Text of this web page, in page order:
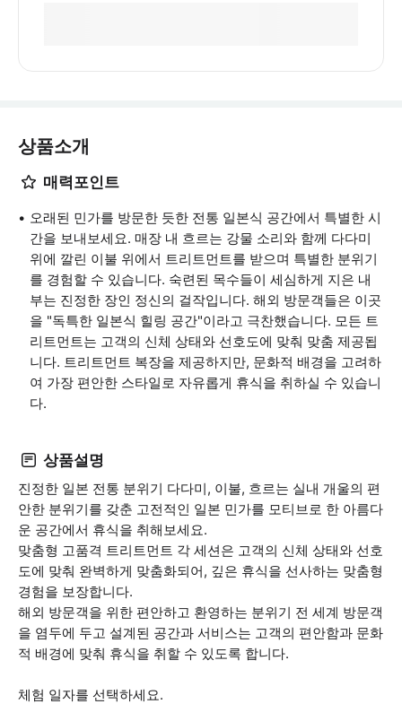
상품소개
매력포인트
오래된 민가를 방문한 듯한 전통 일본식 공간에서 특별한 시
간을 보내보세요. 매장 내 흐르는 강물 소리와 함께 다다미
위에 깔린 이불 위에서 트리트먼트를 받으며 특별한 분위기
를 경험할 수 있습니다. 숙련된 목수들이 세심하게 지은 내
부는 진정한 장인 정신의 걸작입니다. 해외 방문객들은 이곳
을 "독특한 일본식 힐링 공간"이라고 극찬했습니다. 모든 트
리트먼트는 고객의 신체 상태와 선호도에 맞춰 맞춤 제공됩
니다. 트리트먼트 복장을 제공하지만, 문화적 배경을 고려하
여 가장 편안한 스타일로 자유롭게 휴식을 취하실 수 있습니
다.
상품설명
진정한 일본 전통 분위기 다다미, 이불, 흐르는 실내 개울의 편
안한 분위기를 갖춘 고전적인 일본 민가를 모티브로 한 아름다
운 공간에서 휴식을 취해보세요.
맞춤형 고품격 트리트먼트 각 세션은 고객의 신체 상태와 선호
도에 맞춰 완벽하게 맞춤화되어, 깊은 휴식을 선사하는 맞춤형
경험을 보장합니다.
해외 방문객을 위한 편안하고 환영하는 분위기 전 세계 방문객
을 염두에 두고 설계된 공간과 서비스는 고객의 편안함과 문화
적 배경에 맞춰 휴식을 취할 수 있도록 합니다.
체험 일자를 선택하세요.